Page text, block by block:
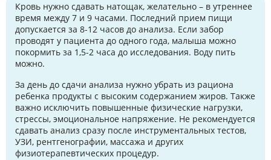
Кровь нужно сдавать натощак, желательно – в утреннее
время между 7 и 9 часами. Последний прием пищи
допускается за 8-12 часов до анализа. Если забор
проводят у пациента до одного года, малыша можно
покормить за 1,5-2 часа до исследования. Воду пить
можно.
За день до сдачи анализа нужно убрать из рациона
ребенка продукты с высоким содержанием жиров. Также
важно исключить повышенные физические нагрузки,
стрессы, эмоциональное напряжение. Не рекомендуется
сдавать анализ сразу после инструментальных тестов,
УЗИ, рентгенографии, массажа и других
физиотерапевтических процедур.